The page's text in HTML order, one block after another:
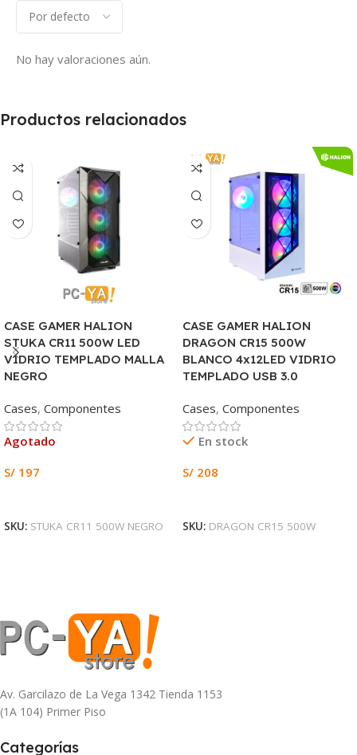
No hay valoraciones aún.
Productos relacionados
CASE GAMER HALION
STUKA CR11 500W LED
VIDRIO TEMPLADO MALLA
NEGRO
Cases, Componentes
Agotado
S/ 197
SKU: STUKA CR11 500W NEGRO
CASE GAMER HALION
DRAGON CR15 500W
BLANCO 4x12LED VIDRIO
TEMPLADO USB 3.0
Cases, Componentes
En stock
S/ 208
SKU: DRAGON CR15 500W
Av. Garcilazo de La Vega 1342 Tienda 1153
(1A 104) Primer Piso
Categorías